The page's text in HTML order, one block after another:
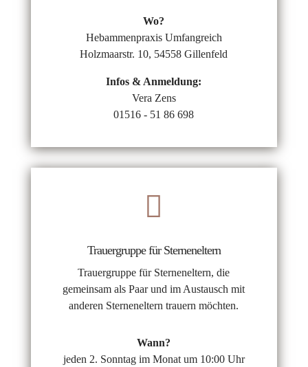
Wo?
Hebammenpraxis Umfangreich
Holzmaarstr. 10, 54558 Gillenfeld
Infos & Anmeldung:
Vera Zens
01516 - 51 86 698

Trauergruppe für Sterneneltern
Trauergruppe für Sterneneltern, die
gemeinsam als Paar und im Austausch mit
anderen Sterneneltern trauern möchten.
Wann?
jeden 2. Sonntag im Monat um 10:00 Uhr